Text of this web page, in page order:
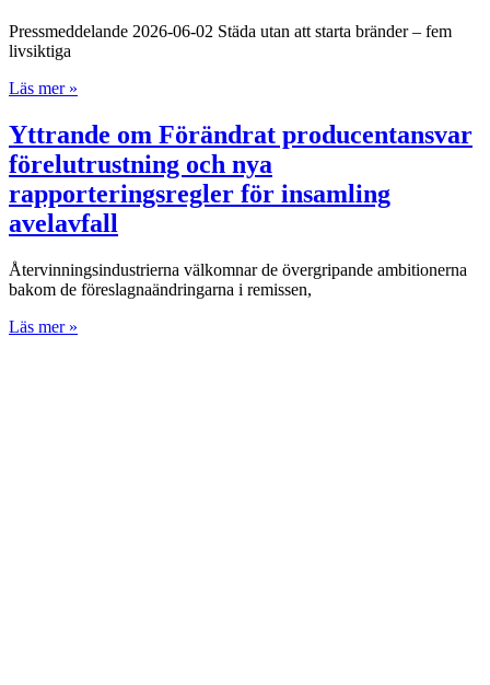
Pressmeddelande 2026-06-02 Städa utan att starta bränder – fem
livsiktiga
Läs mer »
Yttrande om Förändrat producentansvar
förelutrustning och nya
rapporteringsregler för insamling
avelavfall
Återvinningsindustrierna välkomnar de övergripande ambitionerna
bakom de föreslagnaändringarna i remissen,
Läs mer »